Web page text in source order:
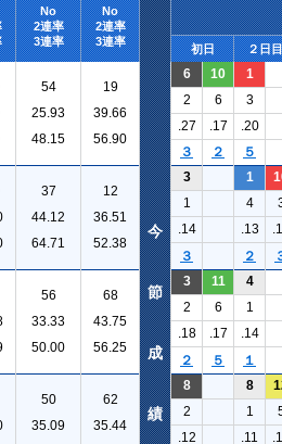
No
2連率
3連率
No
2連率
3連率
初日 ２日目
54
25.93
48.15
19
39.66
56.90
6 10
1
2
6
3
.27
.17
.20
３
２ ５
37
44.12
64.71
12
36.51
52.38
3 1
1 4
.14
.13
３
２
56
33.33
50.00
68
43.75
56.25
3 11 4
2 6
1
.18
.17
.14
２
５ １
50
35.09
62
35.44
8 8
2 1
.12
.11
今
節
成
績